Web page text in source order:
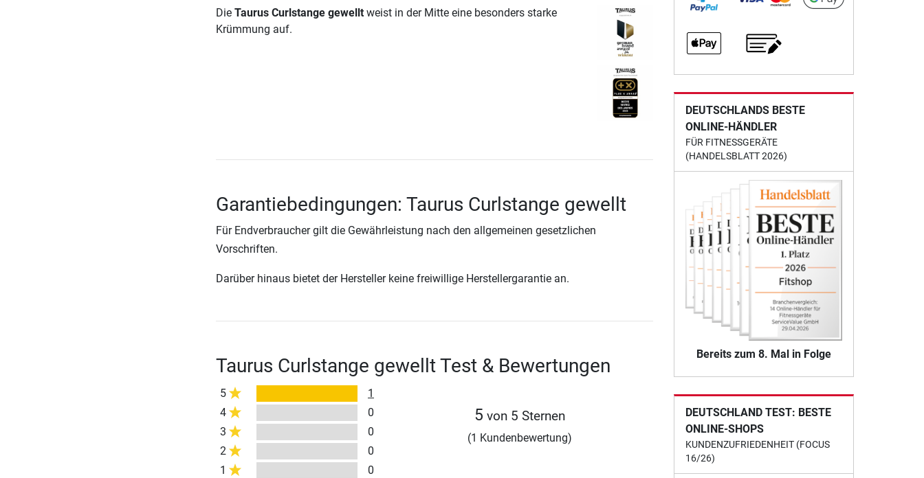
Die Taurus Curlstange gewelltweist in der Mitte eine besonders starke
Krümmung auf.
Garantiebedingungen: Taurus Curlstange gewellt
Für Endverbraucher gilt die Gewährleistung nach den allgemeinen gesetzlichen
Vorschriften.
Darüber hinaus bietet der Hersteller keine freiwillige Herstellergarantie an.
Taurus Curlstange gewellt Test & Bewertungen
5
1
4
0
3
0
2
0
1
0
5 von 5 Sternen
(1 Kundenbewertung)
DEUTSCHLANDS BESTE
ONLINE-HÄNDLER
FÜR FITNESSGERÄTE
(HANDELSBLATT 2026)
Bereits zum 8. Mal in Folge
DEUTSCHLAND TEST: BESTE
ONLINE-SHOPS
KUNDENZUFRIEDENHEIT (FOCUS
16/26)